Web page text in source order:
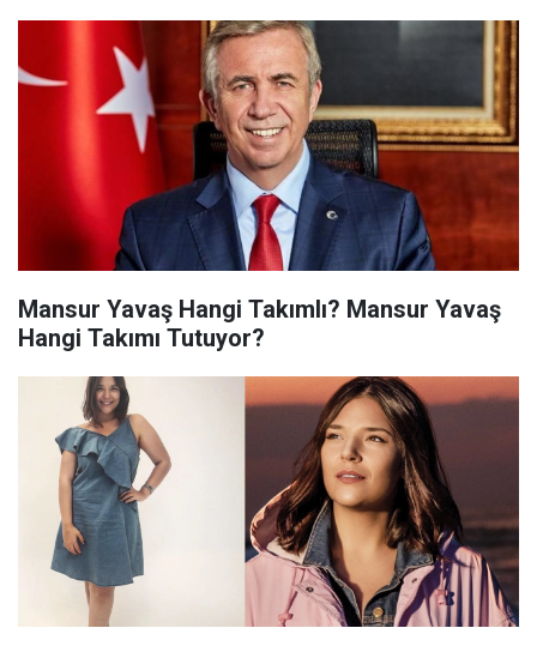
Mansur Yavaş Hangi Takımlı? Mansur Yavaş
Hangi Takımı Tutuyor?